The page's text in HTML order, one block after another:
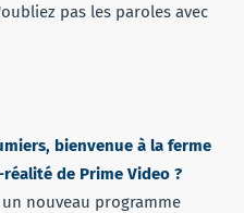
pas les paroles avec
bienvenue à la ferme
de Prime Video ?
nouveau programme